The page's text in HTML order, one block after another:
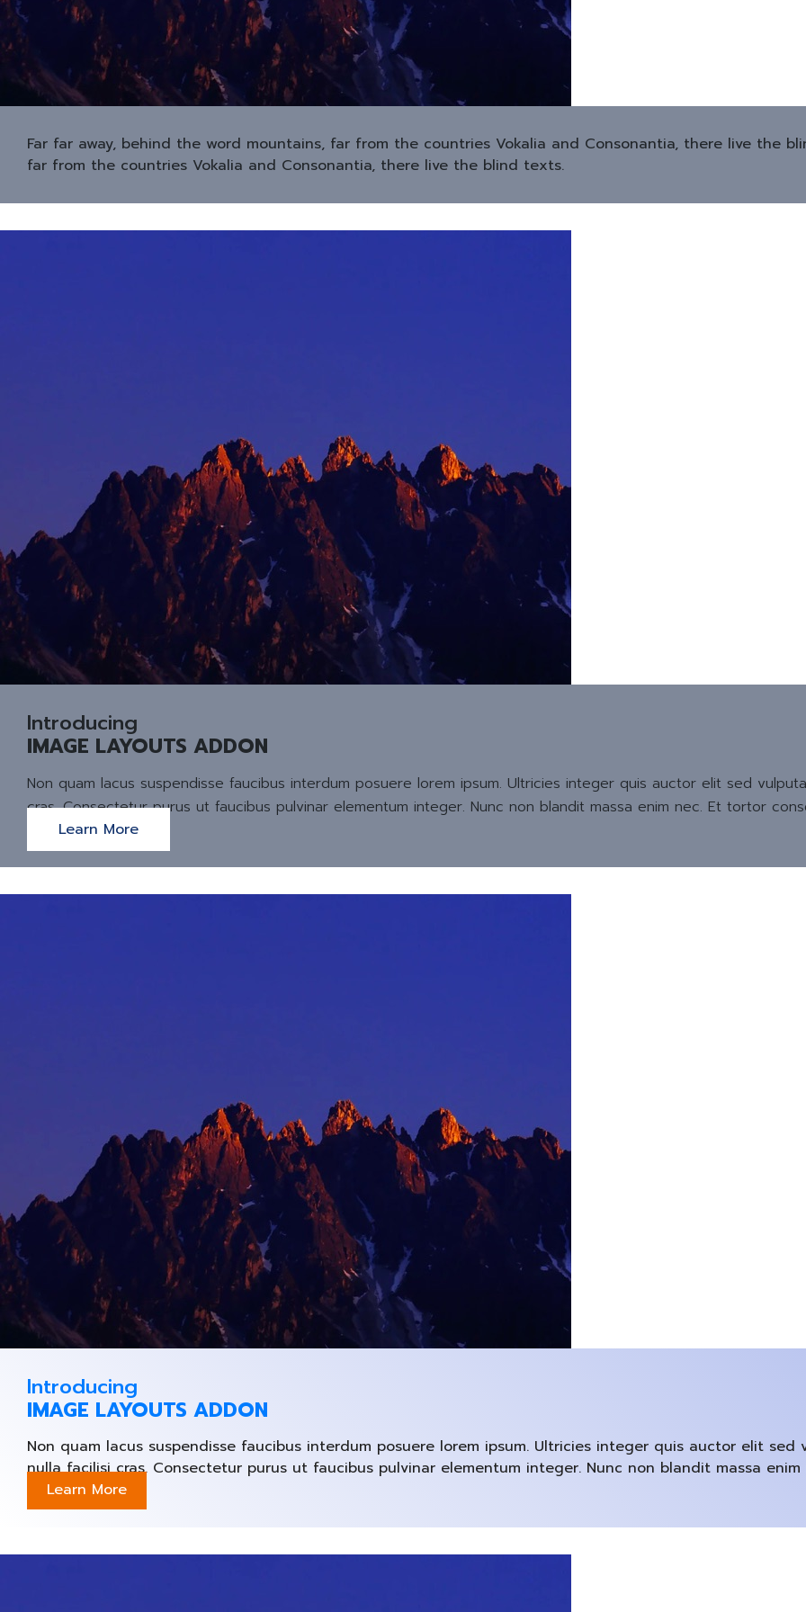
Far far away, behind the word mountains, far from the countries Vokalia and Consonantia, there live the
far from the countries Vokalia and Consonantia, there live the blind texts.
Introducing
IMAGE LAYOUTS ADDON
Non quam lacus suspendisse faucibus interdum posuere lorem ipsum. Ultricies integer quis auctor elit sed
cras. Consectetur purus ut faucibus pulvinar elementum integer. Nunc non blandit massa enim nec. Et tortor
Learn More
Introducing
IMAGE LAYOUTS ADDON
Non quam lacus suspendisse faucibus interdum posuere lorem ipsum. Ultricies integer quis auctor elit
nulla facilisi cras. Consectetur purus ut faucibus pulvinar elementum integer. Nunc non blandit massa
Learn More